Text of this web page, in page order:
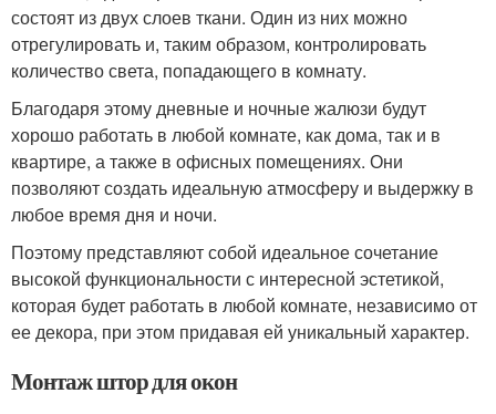
состоят из двух слоев ткани. Один из них можно
отрегулировать и, таким образом, контролировать
количество света, попадающего в комнату.
Благодаря этому дневные и ночные жалюзи будут
хорошо работать в любой комнате, как дома, так и в
квартире, а также в офисных помещениях. Они
позволяют создать идеальную атмосферу и выдержку в
любое время дня и ночи.
Поэтому представляют собой идеальное сочетание
высокой функциональности с интересной эстетикой,
которая будет работать в любой комнате, независимо от
ее декора, при этом придавая ей уникальный характер.
Монтаж штор для окон